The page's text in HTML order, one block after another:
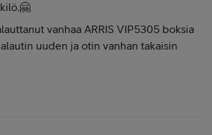
vanhaa ARRIS VIP5305 boksia
uuden ja otin vanhan takaisin